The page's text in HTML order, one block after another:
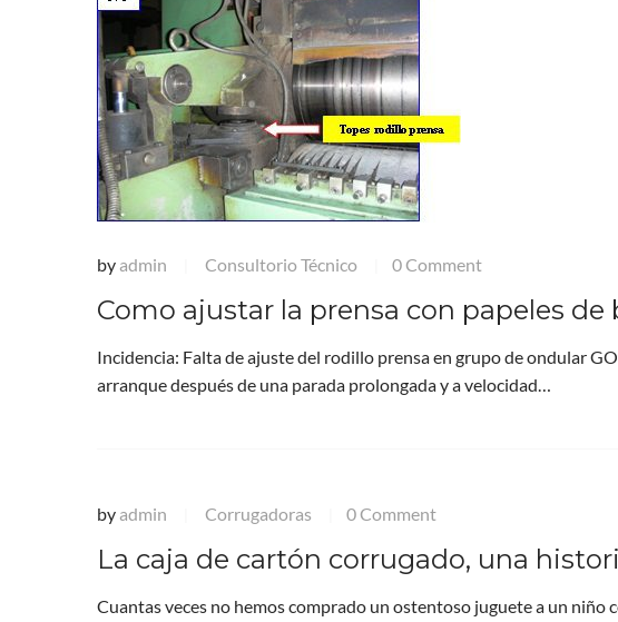
by admin Consultorio Técnico 0 Comment
Como ajustar la prensa con papeles de
Incidencia: Falta de ajuste del rodillo prensa en grupo de ondular
arranque después de una parada prolongada y a velocidad…
by admin Corrugadoras 0 Comment
La caja de cartón corrugado, una
Cuantas veces no hemos comprado un ostentoso juguete a un niño